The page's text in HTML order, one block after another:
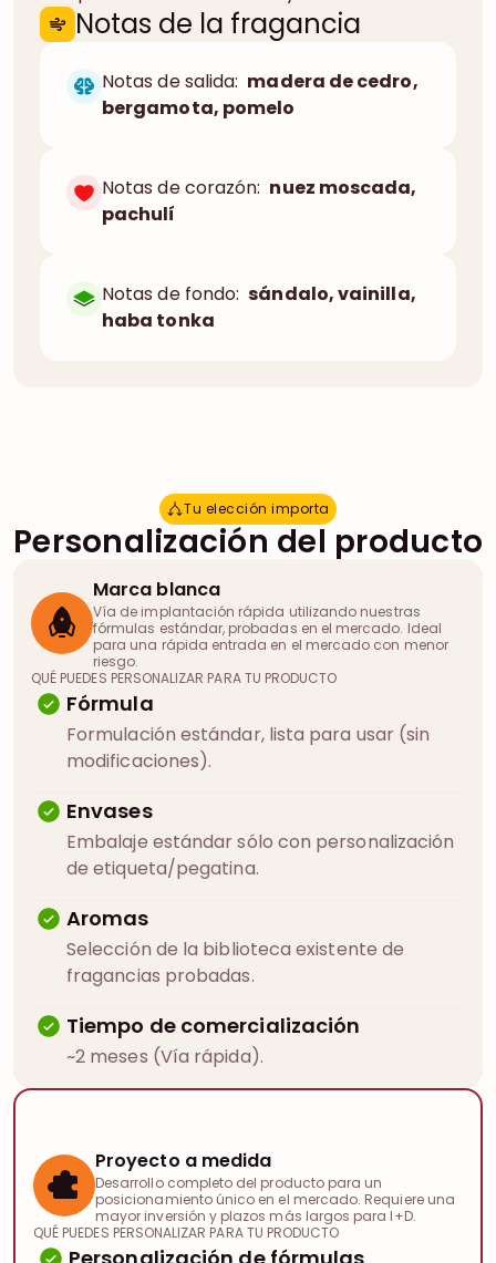
Notas de la fragancia
Notas de salida: madera de cedro,
bergamota, pomelo
Notas de corazón: nuez moscada,
pachulí
Notas de fondo: sándalo, vainilla,
haba tonka
Tu elección importa
Tu elección importa
Personalización del producto
Marca blanca
Vía de implantación rápida utilizando nuestras
fórmulas estándar, probadas en el mercado. Ideal
para una rápida entrada en el mercado con menor
riesgo.
QUÉ PUEDES PERSONALIZAR PARA TU PRODUCTO
Fórmula
Formulación estándar, lista para usar (sin
modificaciones).
Envases
Embalaje estándar sólo con personalización
de etiqueta/pegatina.
Aromas
Selección de la biblioteca existente de
fragancias probadas.
Tiempo de comercialización
~2 meses (Vía rápida).
Proyecto a medida
Desarrollo completo del producto para un
posicionamiento único en el mercado. Requiere una
mayor inversión y plazos más largos para I+D.
QUÉ PUEDES PERSONALIZAR PARA TU PRODUCTO